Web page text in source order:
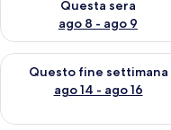
Questa sera
ago 8 - ago 9
Questo fine settimana
ago 14 - ago 16
Verifica la disponibilità